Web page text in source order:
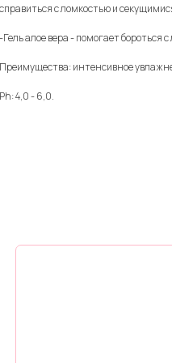
справиться с ломкостью и
-Гель алое вера - помогает бороться
Преимущества: интенсивное
Ph: 4,0 - 6,0.